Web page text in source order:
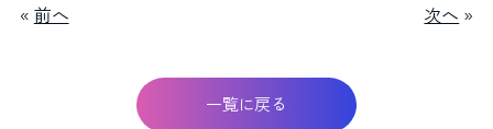
« 前へ 次へ »
一覧に戻る